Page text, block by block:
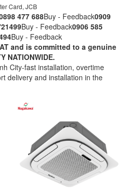
Card, JCB
477 688Buy - Feedback0909
Buy - Feedback0906 585
Buy - Feedback
and is committed to a genuine
NATIONWIDE.
City-fast installation, overtime
delivery and installation in the